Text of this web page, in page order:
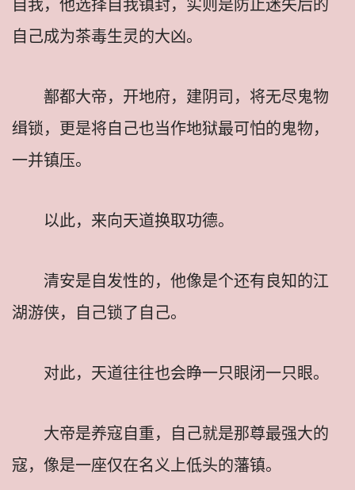
自我，他选择自我镇封，实则是防止迷失后的
自己成为茶毒生灵的大凶。
鄯都大帝，开地府，建阴司，将无尽鬼物
缉锁，更是将自己也当作地狱最可怕的鬼物，
一并镇压。
以此，来向天道换取功德。
清安是自发性的，他像是个还有良知的江
湖游侠，自己锁了自己。
对此，天道往往也会睁一只眼闭一只眼。
大帝是养寇自重，自己就是那尊最强大的
寇，像是一座仅在名义上低头的藩镇。